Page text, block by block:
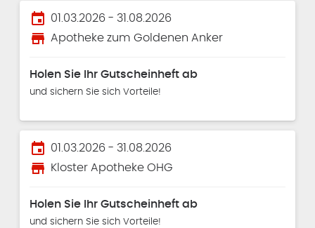
event 01.03.2026 - 31.08.2026
store Apotheke zum Goldenen Anker
Holen Sie Ihr Gutscheinheft ab
und sichern Sie sich Vorteile!
event 01.03.2026 - 31.08.2026
store Kloster Apotheke OHG
Holen Sie Ihr Gutscheinheft ab
und sichern Sie sich Vorteile!